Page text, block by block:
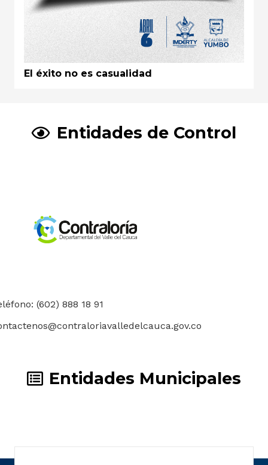
El éxito no es casualidad
Entidades de Control
(602) 888 18 91
Entidades Municipales